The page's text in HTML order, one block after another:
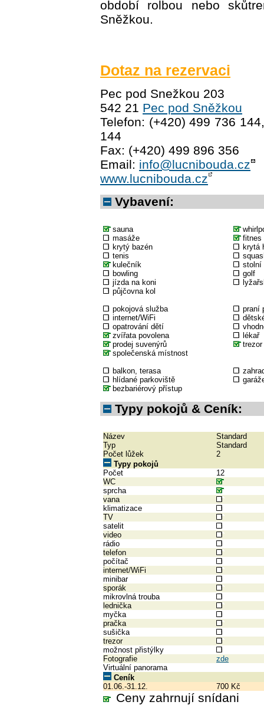
období rolbou nebo
Sněžkou.
Dotaz na rezervaci
Pec pod Snežkou 203
542 21 Pec pod Sněžkou
Telefon: (+420) 499 736
144
Fax: (+420) 499 896 356
Email: info@lucnibouda.cz
www.lucnibouda.cz
Vybavení:
sauna
masáže
fitnes
krytý bazén
krytá
tenis
kulečník
stolní
bowling
golf
jízda na koni
půjčovna kol
pokojová služba
praní
internet/WiFi
opatrování dětí
zvířata povolena
lékař
prodej suvenýrů
trezor
společenská místnost
balkon, terasa
hlídané parkoviště
bezbariérový přístup
Typy pokojů & Ceník:
Název
Standard
Typ
Standard
Počet lůžek
2
Typy pokojů
Počet
12
WC
sprcha
vana
klimatizace
TV
satelit
video
rádio
telefon
počítač
internet/WiFi
minibar
sporák
mikrovlná trouba
lednička
myčka
pračka
sušička
trezor
možnost přistýlky
Fotografie
zde
Virtuální panorama
Ceník
01.06.-31.12.
700 Kč
Ceny zahrnují snídani